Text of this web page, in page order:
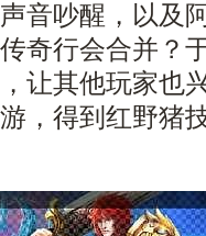
音吵醒，以及
奇行会合并？
让其他玩家也
，得到红野猪